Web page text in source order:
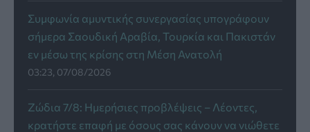
Συμφωνία αμυντικής συνεργασίας υπογράφουν
σήμερα Σαουδική Αραβία, Τουρκία και Πακιστάν
εν μέσω της κρίσης στη Μέση Ανατολή
03:23, 07/08/2026
Ζώδια 7/8: Ημερήσιες προβλέψεις – Λέοντες,
κρατήστε επαφή με όσους σας κάνουν να νιώθετε